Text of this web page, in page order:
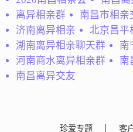
关墨
目前离异，小孩8岁自己
离异相亲群
南昌市相亲
济南离异相亲
北京昌平
湖南离异相亲聊天群
南
河南商水离异相亲群
南
南昌离异交友
珍爱专题 客